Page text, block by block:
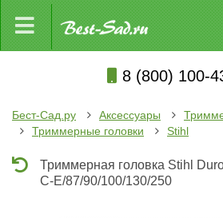
8 (800) 100-
Бест-Сад.ру Аксессуары
Триммерные головки
Stihl
Триммерная головка Stihl
C-E/87/90/100/130/250